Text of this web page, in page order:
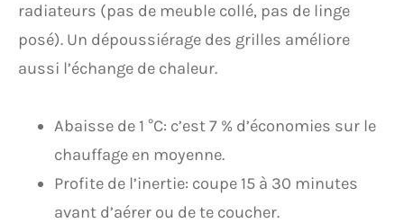
radiateurs (pas de meuble collé, pas de linge
posé). Un dépoussiérage des grilles améliore
aussi l’échange de chaleur.
Abaisse de 1 °C: c’est 7 % d’économies sur le
chauffage en moyenne.
Profite de l’inertie: coupe 15 à 30 minutes
avant d’aérer ou de te coucher.